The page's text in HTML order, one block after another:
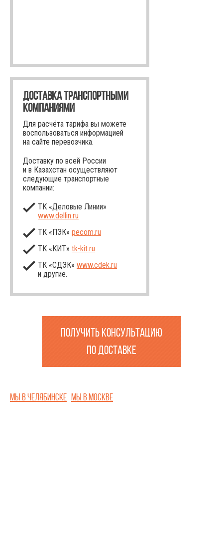
ДОСТАВКА ТРАНСПОРТНЫМИ
КОМПАНИЯМИ
Для расчёта тарифа вы можете
воспользоваться информацией
на сайте перевозчика.
Доставку по всей России
и в Казахстан осуществляют
следующие транспортные
компании:
ТК «Деловые Линии»
www.dellin.ru
ТК «ПЭК» pecom.ru
ТК «КИТ» tk-kit.ru
ТК «СДЭК» www.cdek.ru
и другие.
ПОЛУЧИТЬ КОНСУЛЬТАЦИЮ
ПО ДОСТАВКЕ
Мы в Челябинске Мы в Москве